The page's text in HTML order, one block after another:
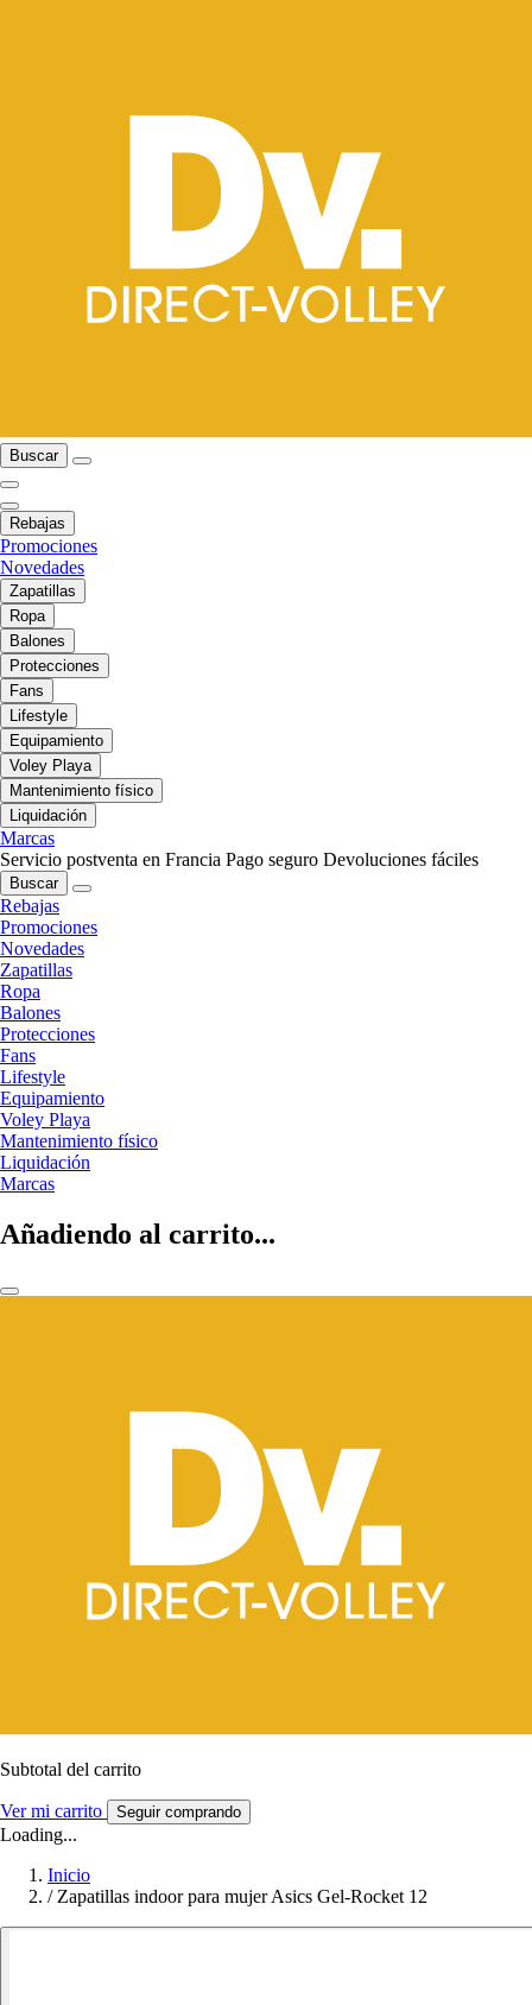
Buscar
Rebajas
Promociones
Novedades
Zapatillas
Ropa
Balones
Protecciones
Fans
Lifestyle
Equipamiento
Voley Playa
Mantenimiento físico
Liquidación
Marcas
Servicio postventa en Francia Pago seguro Devoluciones fáciles
Buscar
Rebajas
Promociones
Novedades
Zapatillas
Ropa
Balones
Protecciones
Fans
Lifestyle
Equipamiento
Voley Playa
Mantenimiento físico
Liquidación
Marcas
Añadiendo al carrito...
Subtotal del carrito
Ver mi carrito Seguir comprando
Loading...
Inicio
/ Zapatillas indoor para mujer Asics Gel-Rocket 12